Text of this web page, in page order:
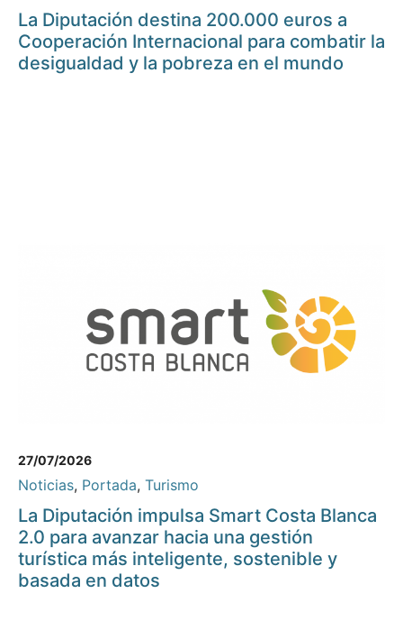
La Diputación destina 200.000 euros a
Cooperación Internacional para combatir la
desigualdad y la pobreza en el mundo
27/07/2026
Noticias, Portada, Turismo
La Diputación impulsa Smart Costa Blanca
2.0 para avanzar hacia una gestión
turística más inteligente, sostenible y
basada en datos